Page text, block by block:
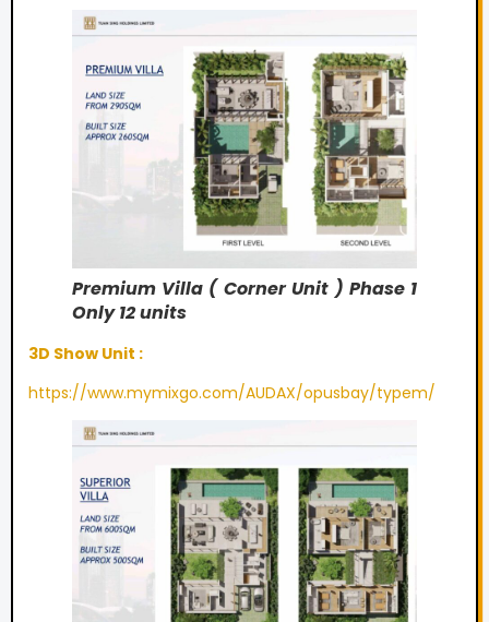
Premium Villa ( Corner Unit ) Phase 1
Only 12 units
3D Show Unit :
https://www.mymixgo.com/AUDAX/opusbay/typem/